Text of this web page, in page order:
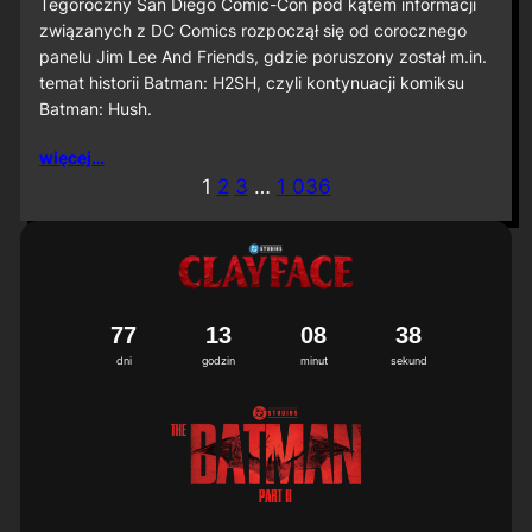
D
C
2
o
w
a
Tegoroczny San Diego Comic-Con pod kątem informacji
związanych z DC Comics rozpoczął się od corocznego
panelu Jim Lee And Friends, gdzie poruszony został m.in.
temat historii Batman: H2SH, czyli kontynuacji komiksu
Batman: Hush.
więcej…
1 2 3 … 1 036
dni
77
godzin
13
minut
08
sekund
35
6